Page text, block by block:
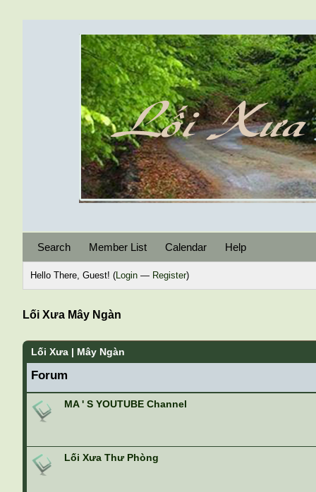
Search Member List Calendar Help
Hello There, Guest! (Login — Register)
Lối Xưa Mây Ngàn
Lối Xưa | Mây Ngàn
Forum
MA ' S YOUTUBE Channel
Lối Xưa Thư Phòng